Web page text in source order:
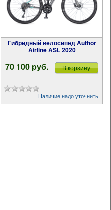
Гибридный велосипед Author
Airline ASL 2020
70 100 pуб. В корзину
Наличие надо уточнить